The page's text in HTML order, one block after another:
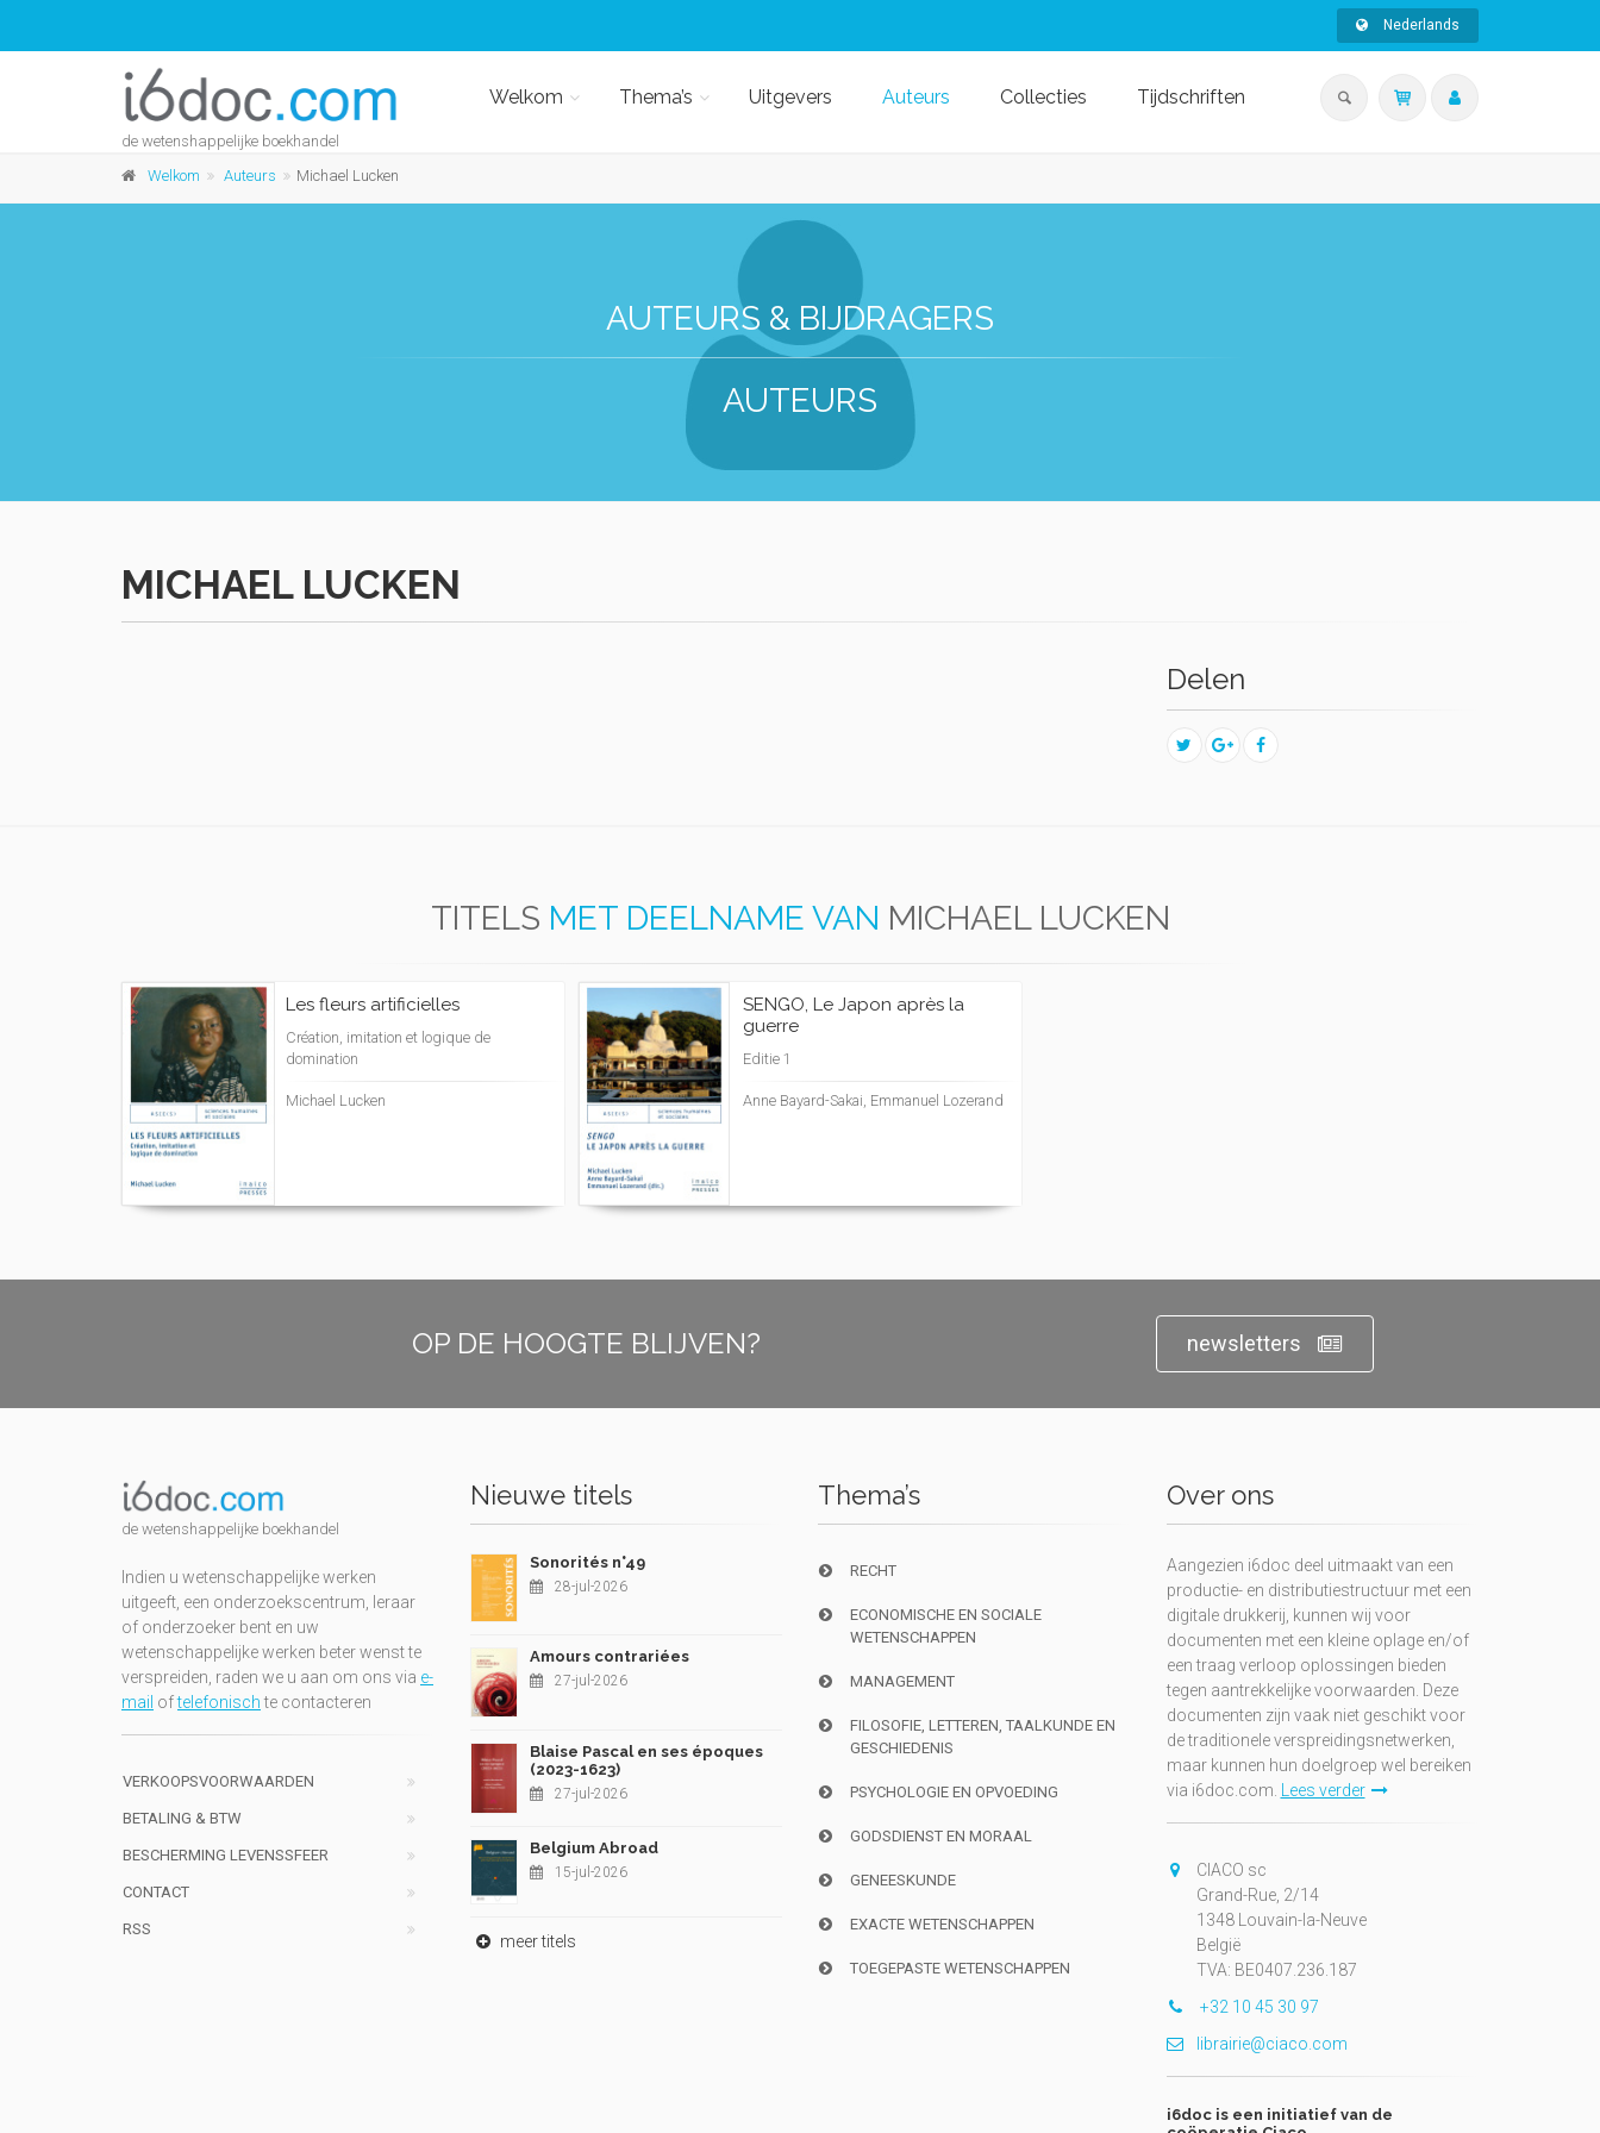
Nederlands
de wetenshappelijke boekhandel
Welkom Thema’s Uitgevers Auteurs Collecties Tijdschriften
Welkom Auteurs Michael Lucken
AUTEURS & BIJDRAGERS
AUTEURS
MICHAEL LUCKEN
Delen
TITELS MET DEELNAME VAN MICHAEL LUCKEN
Les fleurs artificielles
Création, imitation et logique de
domination
Michael Lucken
SENGO, Le Japon après la
guerre
Editie 1
Anne Bayard-Sakai, Emmanuel Lozerand
OP DE HOOGTE BLIJVEN? newsletters
de wetenshappelijke boekhandel
Indien u wetenschappelijke werken
uitgeeft, een onderzoekscentrum, leraar
of onderzoeker bent en uw
wetenschappelijke werken beter wenst te
verspreiden, raden we u aan om ons via e-
mail oftelefonischte contacteren
VERKOOPSVOORWAARDEN
BETALING & BTW
BESCHERMING LEVENSSFEER
CONTACT
RSS
Nieuwe titels
Sonorités n°49
28-jul-2026
Amours contrariées
27-jul-2026
Blaise Pascal en ses époques
(2023-1623)
27-jul-2026
Belgium Abroad
15-jul-2026
meer titels
Thema’s
RECHT
ECONOMISCHE EN SOCIALE
WETENSCHAPPEN
MANAGEMENT
FILOSOFIE, LETTEREN, TAALKUNDE EN
GESCHIEDENIS
PSYCHOLOGIE EN OPVOEDING
GODSDIENST EN MORAAL
GENEESKUNDE
EXACTE WETENSCHAPPEN
TOEGEPASTE WETENSCHAPPEN
Over ons
Aangezien i6doc deel uitmaakt van een
productie- en distributiestructuur met een
digitale drukkerij, kunnen wij voor
documenten met een kleine oplage en/of
een traag verloop oplossingen bieden
tegen aantrekkelijke voorwaarden. Deze
documenten zijn vaak niet geschikt voor
de traditionele verspreidingsnetwerken,
maar kunnen hun doelgroep wel bereiken
via i6doc.com.
Lees verder
CIACO sc
Grand-Rue, 2/14
1348 Louvain-la-Neuve
België
TVA: BE0407.236.187
+32 10 45 30 97
librairie@ciaco.com
i6doc is een initiatief van de